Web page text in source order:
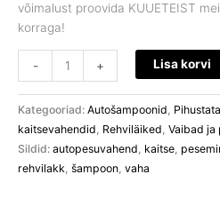
võimalust proovida KUUETEIST
korraga!
- + Lisa korvi
Kategooriad: Autošampoonid
kaitsevahendid Rehviläiked Vaibad ja
Sildid: autopesuvahend kaitse
rehvilakk šampoon vaha